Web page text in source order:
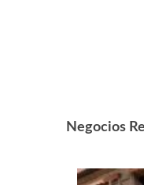
Negocios